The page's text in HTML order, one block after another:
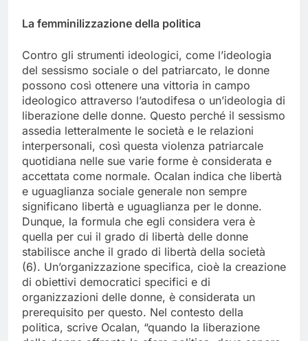
La femminilizzazione della politica
Contro gli strumenti ideologici, come l’ideologia
del sessismo sociale o del patriarcato, le donne
possono così ottenere una vittoria in campo
ideologico attraverso l’autodifesa o un’ideologia di
liberazione delle donne. Questo perché il sessismo
assedia letteralmente le società e le relazioni
interpersonali, così questa violenza patriarcale
quotidiana nelle sue varie forme è considerata e
accettata come normale. Ocalan indica che libertà
e uguaglianza sociale generale non sempre
significano libertà e uguaglianza per le donne.
Dunque, la formula che egli considera vera è
quella per cui il grado di libertà delle donne
stabilisce anche il grado di libertà della società
(6). Un’organizzazione specifica, cioè la creazione
di obiettivi democratici specifici e di
organizzazioni delle donne, è considerata un
prerequisito per questo. Nel contesto della
politica, scrive Ocalan, “quando la liberazione